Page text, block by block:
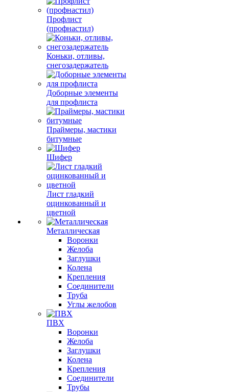
Профлист
(профнастил)
Коньки, отливы,
снегозадержатель
Доборные элементы
для профлиста
Праймеры, мастики
битумные
Шифер
Лист гладкий
оцинкованный и
цветной
Металлическая
Воронки
Желоба
Заглушки
Колена
Крепления
Соединители
Труба
Углы желобов
ПВХ
Воронки
Желоба
Заглушки
Колена
Крепления
Соединители
Трубы